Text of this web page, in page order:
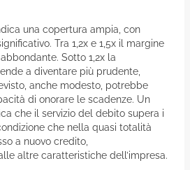
una copertura ampia, con
Tra 1,2x e 1,5x il margine
Sotto 1,2x la
a diventare più prudente,
anche modesto, potrebbe
di onorare le scadenze. Un
che il servizio del debito supera i
che nella quasi totalità
a nuovo credito,
altre caratteristiche dell’impresa.